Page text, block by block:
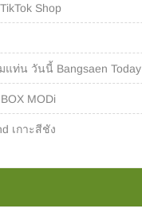
Shop
ท่น วันนี้ Bangsaen Today
MODi
เกาะสีชัง